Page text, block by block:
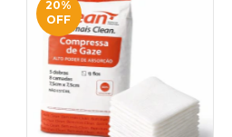
20%
OFF